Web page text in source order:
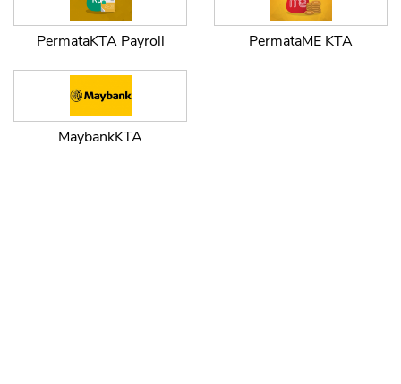
PermataKTA Payroll PermataME KTA
MaybankKTA